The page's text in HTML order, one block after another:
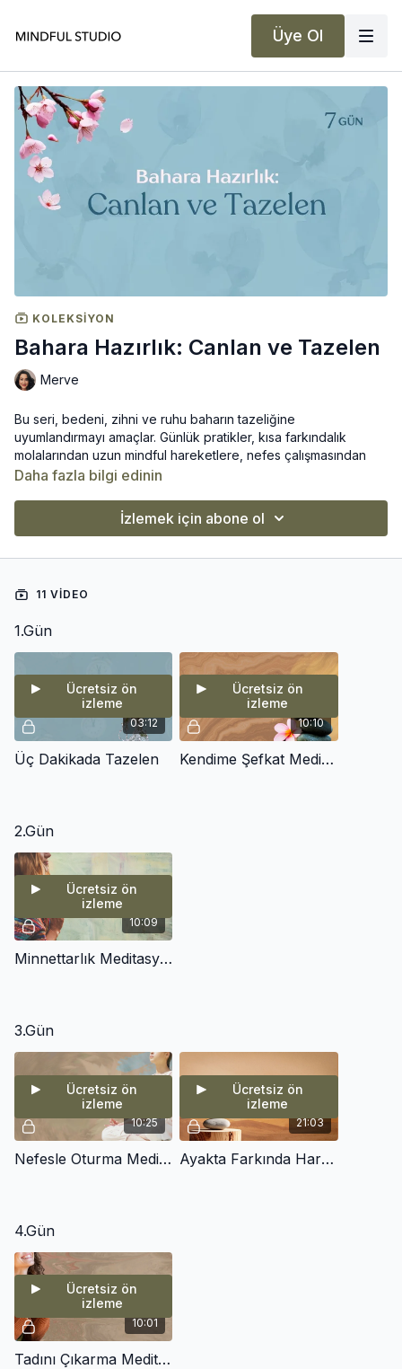
Üye Ol
KOLEKSIYON
Bahara Hazırlık: Canlan ve Tazelen
Merve
Bu seri, bedeni, zihni ve ruhu baharın tazeliğine
uyumlandırmayı amaçlar. Günlük pratikler, kısa farkındalık
molalarından uzun mindful hareketlere, nefes çalışmasından
şefkat ve minnettarlık meditasyonlarına kadar çeşitlenir. Her
güçlendirmene ve bedeni canlandırmana destek olur. Bu
süreç, baharın getirdiği canlılığı ve hafifliği günlük yaşamına
• Bedeni ve zihni canlandırmak, tazelenmiş bir farkındalık
• Günlük yaşamda minnettarlık ve şefkati deneyimlemek
• Enerjiyi ve canlılığı bahar ritmine uyarlamak
Daha fazla bilgi edinin
İzlemek için abone ol
11 VIDEO
1.Gün
03:12
Ücretsiz ön
izleme
Üç Dakikada Tazelen
10:10
Ücretsiz ön
izleme
Kendime Şefkat Meditasyonu
2.Gün
10:09
Ücretsiz ön
izleme
Minnettarlık Meditasyonu
3.Gün
10:25
Ücretsiz ön
izleme
Nefesle Oturma Meditasyonu
21:03
Ücretsiz ön
izleme
Ayakta Farkında Hareket (mindful movement)
4.Gün
10:01
Ücretsiz ön
izleme
Tadını Çıkarma Meditasyonu